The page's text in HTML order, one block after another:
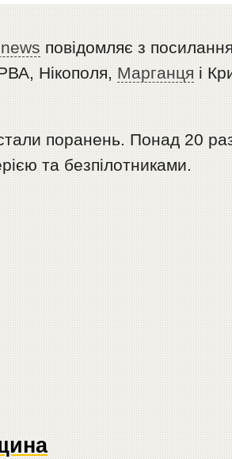
повідомляє з
Нікополя, Марганця і
поранень. Понад 20
та безпілотниками.